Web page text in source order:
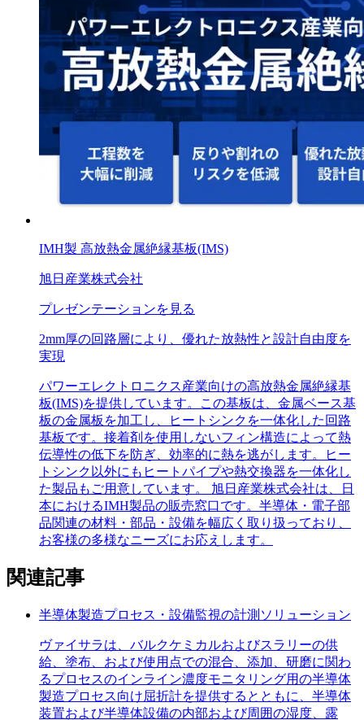
IMH製 高放熱金属絶縁基板(IMS)
旭日産業株式会社
プレゼンテーションを見る
2mm厚の回路層により、優れた放熱性と設計自由度を
実現
パワーエレクトロニクス産業向けの高放熱金属絶縁基
板(IMS)を提供しています。この基板は、金属ベース基
板の金属板を加工し、ヒートシンクを一体化した回路
基板です。接着剤を使用しないフィン構造によって熱
伝導性の低下を防ぎ、効率的に熱を逃がします。ヒー
トシンク以外にもヒートパイプや熱交換器を一体化し
た製品もご用意しています。 旭日産業株式会社は、日
本におけるIMH製品の販売窓口です。半導体・電子部
品関連の材料・部品・設備を幅広く取り扱っており、
お客様の多様なニーズにお応えします。
関連記事
半導体製造プロセス・設備監視の計測ソリューション
ヴァイサラは、バルクケミカルおよびスラリーの供
給、塗布、および使用点での混合、添加、研磨に関わ
るプロセスのインライン濃度モニタリング用の半導体
製造プロセス向け屈折計を提供するとともに、半導体
装置および半導体設備の内部および周囲の湿度、露